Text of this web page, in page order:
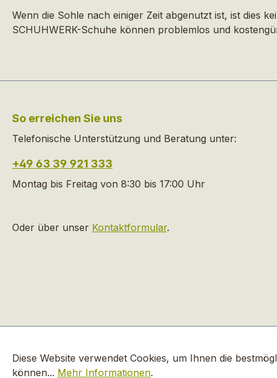
Wenn die Sohle nach einiger Zeit abgenutzt ist, ist dies
SCHUHWERK-Schuhe können problemlos und
So erreichen Sie uns
Telefonische Unterstützung und Beratung unter:
+49 63 39 921 333
Montag bis Freitag von 8:30 bis 17:00 Uhr
Oder über unser Kontaktformular.
Alle Preise inkl. gesetzl.
Diese Website verwendet Cookies, um Ihnen die
können... Mehr Informationen.